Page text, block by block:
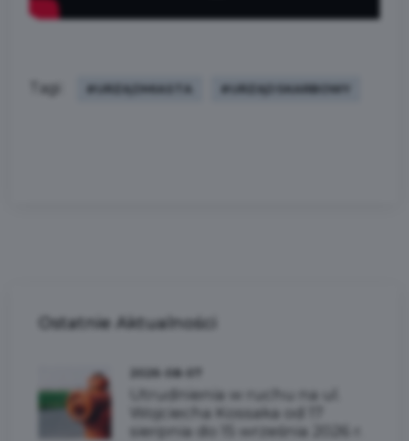
Tagi: #URZĄDMIASTA #URZĄDSKARBOWY
Ostatnie Aktualności
2026-08-07
Utrudnienia w ruchu na ul.
Wojciecha Kossaka od 17
sierpnia do 15 września 2026 r.